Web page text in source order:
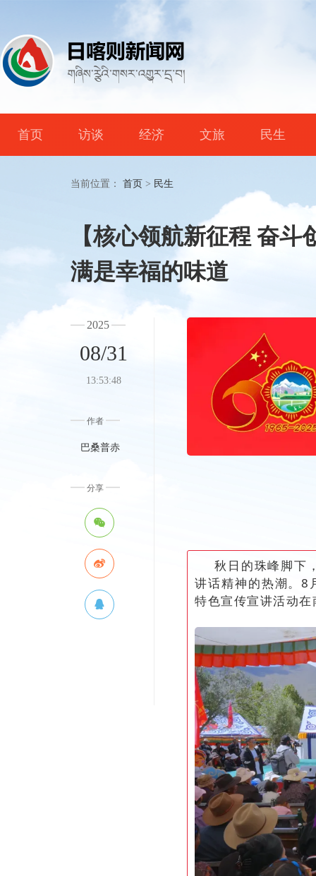
首页 访谈 经济 文旅 民生
当前位置： 首页 > 民生
【核心领航新征程 奋
满是幸福的味道
2025
08/31
13:53:48
作者
巴桑普赤
分享
秋日的珠峰脚下
讲话精神的热潮。8
特色宣传宣讲活动在